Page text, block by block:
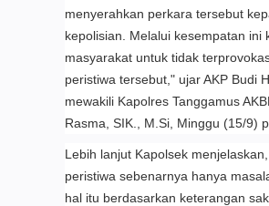
menyerahkan perkara tersebut
kepolisian. Melalui kesempatan ini
masyarakat untuk tidak
peristiwa tersebut," ujar AKP Budi
mewakili Kapolres Tanggamus
Rasma, SIK., M.Si, Minggu (15/9)
Lebih lanjut Kapolsek
peristiwa sebenarnya hanya
hal itu berdasarkan keterangan